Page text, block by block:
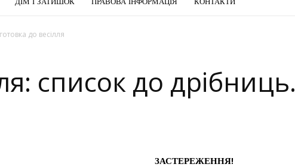
до весілля
список до дрібниць.
ЗАСТЕРЕЖЕННЯ!